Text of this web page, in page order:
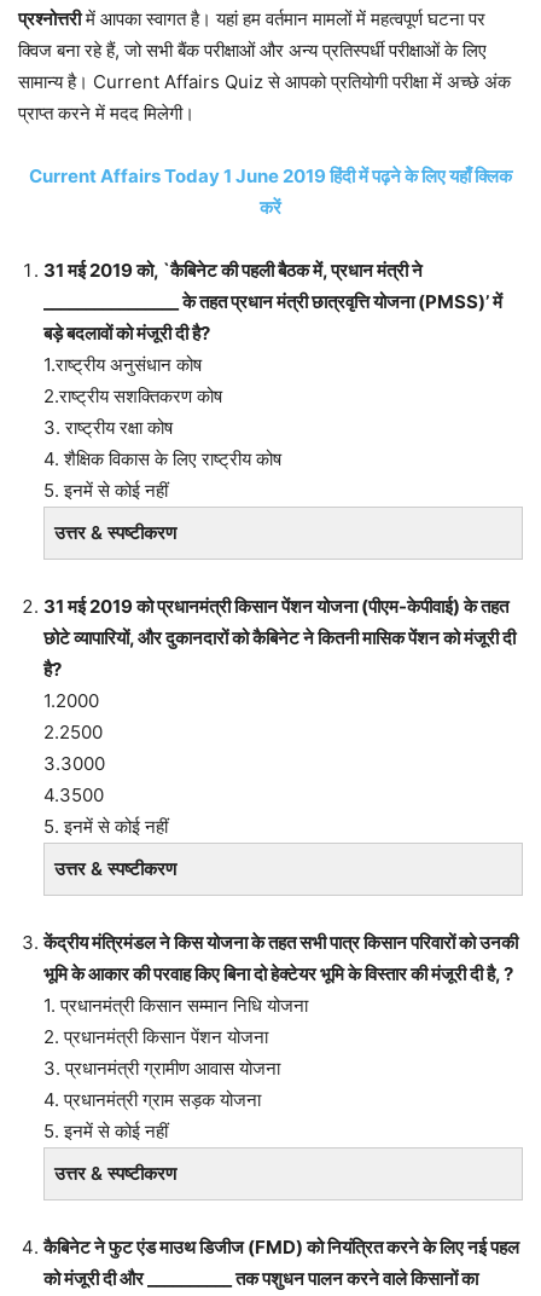
प्रश्नोत्तरीमें आपका स्वागत है। यहां हम वर्तमान मामलों में महत्वपूर्ण घटना पर
क्विज बना रहे हैं, जो सभी बैंक परीक्षाओं और अन्य प्रतिस्पर्धी परीक्षाओं के लिए
सामान्य है। Current Affairs Quiz से आपको प्रतियोगी परीक्षा में अच्छे अंक
प्राप्त करने में मदद मिलेगी।
Current Affairs Today 1 June 2019 हिंदी में पढ़ने के लिए यहाँ क्लिक
करें
31 मई 2019 को, `कैबिनेट की पहली बैठक में, प्रधान मंत्री ने
________________ के तहत प्रधान मंत्री छात्रवृत्ति योजना (PMSS)’ में
बड़े बदलावों को मंजूरी दी है?
1.राष्ट्रीय अनुसंधान कोष
2.राष्ट्रीय सशक्तिकरण कोष
3. राष्ट्रीय रक्षा कोष
4. शैक्षिक विकास के लिए राष्ट्रीय कोष
5. इनमें से कोई नहीं
उत्तर & स्पष्टीकरण
31 मई 2019 को प्रधानमंत्री किसान पेंशन योजना (पीएम-केपीवाई) के तहत
छोटे व्यापारियों, और दुकानदारों को कैबिनेट ने कितनी मासिक पेंशन को मंजूरी दी
है?
1.2000
2.2500
3.3000
4.3500
5. इनमें से कोई नहीं
उत्तर & स्पष्टीकरण
केंद्रीय मंत्रिमंडल ने किस योजना के तहत सभी पात्र किसान परिवारों को उनकी
भूमि के आकार की परवाह किए बिना दो हेक्टेयर भूमि के विस्तार की मंजूरी दी है, ?
1. प्रधानमंत्री किसान सम्मान निधि योजना
2. प्रधानमंत्री किसान पेंशन योजना
3. प्रधानमंत्री ग्रामीण आवास योजना
4. प्रधानमंत्री ग्राम सड़क योजना
5. इनमें से कोई नहीं
उत्तर & स्पष्टीकरण
कैबिनेट ने फुट एंड माउथ डिजीज (FMD) को नियंत्रित करने के लिए नई पहल
को मंजूरी दी और __________ तक पशुधन पालन करने वाले किसानों का